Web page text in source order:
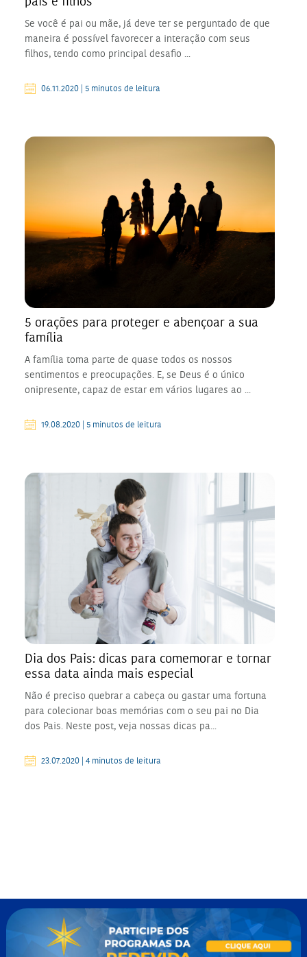
Se você é pai ou mãe, já deve ter se perguntado de que
maneira é possível favorecer a interação com seus
filhos, tendo como principal desafio ...
06.11.2020 | 5 minutos de leitura
5 orações para proteger e abençoar a sua
família
A família toma parte de quase todos os nossos
sentimentos e preocupações. E, se Deus é o único
onipresente, capaz de estar em vários lugares ao ...
19.08.2020 | 5 minutos de leitura
Dia dos Pais: dicas para comemorar e tornar
essa data ainda mais especial
Não é preciso quebrar a cabeça ou gastar uma fortuna
para colecionar boas memórias com o seu pai no Dia
dos Pais. Neste post, veja nossas dicas pa...
23.07.2020 | 4 minutos de leitura